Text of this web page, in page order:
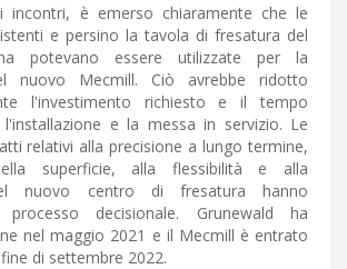
incontri, è emerso chiaramente che le
e persino la tavola di fresatura del
potevano essere utilizzate per la
nuovo Mecmill. Ciò avrebbe ridotto
l'investimento richiesto e il tempo
e la messa in servizio. Le
relativi alla precisione a lungo termine,
superficie, alla flessibilità e alla
nuovo centro di fresatura hanno
decisionale. Grunewald ha
nel maggio 2021 e il Mecmill è entrato
di settembre 2022.